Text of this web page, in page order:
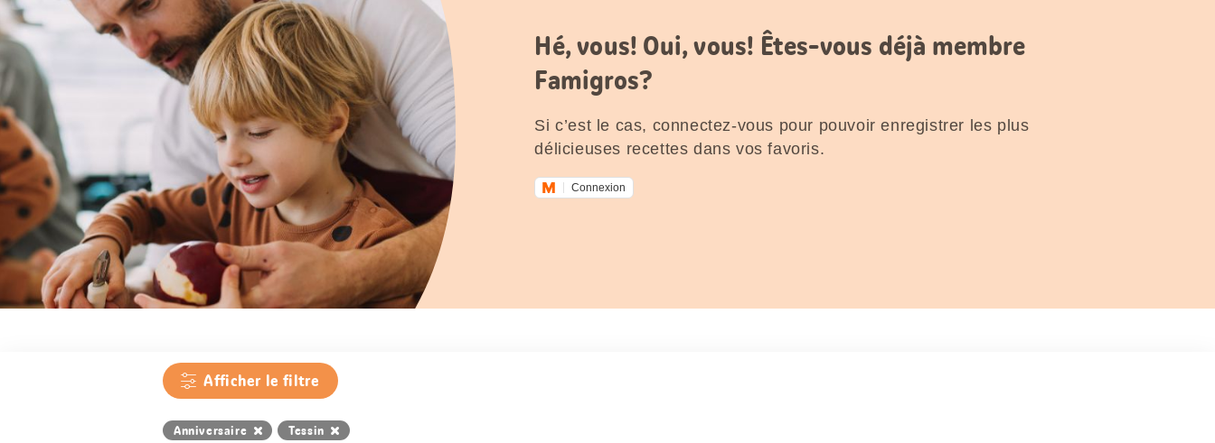
Hé, vous! Oui, vous! Êtes-vous déjà membre
Famigros?
Si c’est le cas, connectez-vous pour pouvoir enregistrer les plus
délicieuses recettes dans vos favoris.
Connexion
Afficher le filtre
Anniversaire Tessin